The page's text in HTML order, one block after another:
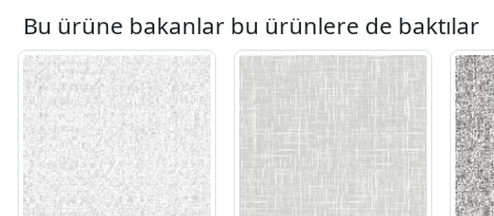
Bu ürüne bakanlar bu ürünlere de baktılar